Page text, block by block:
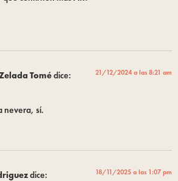
Tomédice: 21/12/2024 a las 8:21 am
nevera, sí.
dice: 18/11/2025 a las 1:07 pm